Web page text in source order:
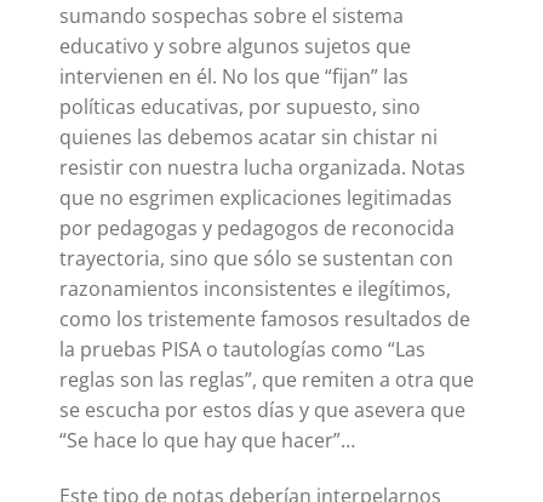
sumando sospechas sobre el sistema
educativo y sobre algunos sujetos que
intervienen en él. No los que “fijan” las
políticas educativas, por supuesto, sino
quienes las debemos acatar sin chistar ni
resistir con nuestra lucha organizada. Notas
que no esgrimen explicaciones legitimadas
por pedagogas y pedagogos de reconocida
trayectoria, sino que sólo se sustentan con
razonamientos inconsistentes e ilegítimos,
como los tristemente famosos resultados de
la pruebas PISA o tautologías como “Las
reglas son las reglas”, que remiten a otra que
se escucha por estos días y que asevera que
“Se hace lo que hay que hacer”…
Este tipo de notas deberían interpelarnos